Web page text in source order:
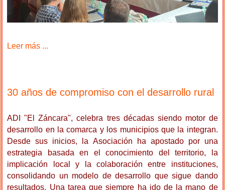
Leer más ...
30 años de compromiso con el desarrollo rural
ADI "El Záncara", celebra tres décadas siendo motor de
desarrollo en la comarca y los municipios que la integran.
Desde sus inicios, la Asociación ha apostado por una
estrategia basada en el conocimiento del territorio, la
implicación local y la colaboración entre instituciones,
consolidando un modelo de desarrollo que sigue dando
resultados. Una tarea que siempre ha ido de la mano de